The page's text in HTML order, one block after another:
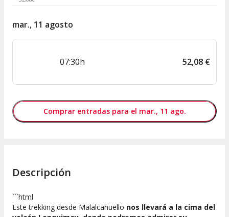
mar., 11 agosto
07:30h 52,08 €
Comprar entradas para el mar., 11 ago.
Descripción
```html
Este trekking desde Malalcahuello nos llevará a la cima del